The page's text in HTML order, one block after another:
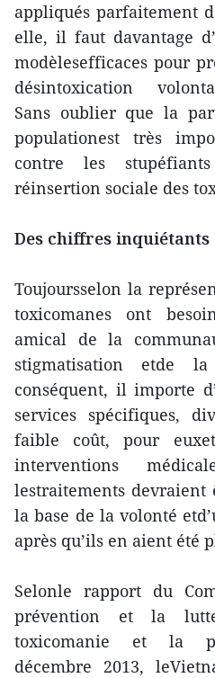
appliqués parfaitement
elle, il faut davantage
modèlesefficaces pour
désintoxication
Sans oublier que la
populationest très
contre les
réinsertion sociale des
Des chiffres inquiétants
Toujoursselon la
toxicomanes ont
amical de la
stigmatisation etde
conséquent, il importe
services spécifiques,
faible coût, pour
interventions
lestraitements
la base de la volonté
après qu’ils en aient été
Selonle rapport du
prévention et la
toxicomanie et la
décembre 2013,